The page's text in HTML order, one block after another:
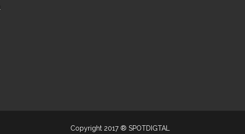
Copyright 2017 ® SPOTDIGTAL